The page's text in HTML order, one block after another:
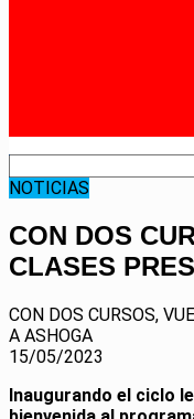
NOTICIAS
CON DOS
CLASES
CON DOS CURSOS,
A ASHOGA
15/05/2023
Inaugurando el ciclo